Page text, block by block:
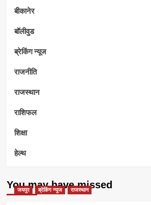
बीकानेर
बॉलीवुड
ब्रेकिंग न्यूज
राजनीति
राजस्थान
राशिफल
शिक्षा
हेल्थ
You may have missed
जयपुर ब्रेकिंग न्यूज राजस्थान